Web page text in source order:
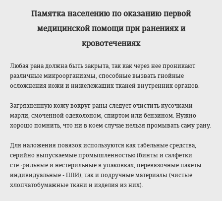
Памятка населению по оказанию первой
медицинской помощи при ранениях и
кровотечениях
Любая рана должна быть закрыта, так как через нее проникают
различные микроорганизмы, способные вызвать гнойные
осложнения кожи и нижележащих тканей внутренних органов.
Загрязненную кожу вокруг раны следует очистить кусочками
марли, смоченной одеколоном, спиртом или бензином. Нужно
хорошо помнить, что ни в коем случае нельзя промывать саму рану.
Для наложения повязок используются как табельные средства,
серийно выпускаемые промышленностью (бинты и салфетки
сте¬рильные и нестерильные в упаковках, перевязочные пакеты
индивидуальные - ППИ), так и подручные материалы (чистые
хлопчатобумажные ткани и изделия из них).